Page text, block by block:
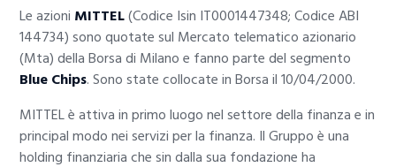
Le azioni MITTEL(Codice Isin IT0001447348; Codice ABI
144734) sono quotate sul Mercato telematico azionario
(Mta) della Borsa di Milano e fanno parte del segmento
Blue Chips. Sono state collocate in Borsa il 10/04/2000.
MITTEL è attiva in primo luogo nel settore della finanza e in
principal modo nei servizi per la finanza. Il Gruppo è una
holding finanziaria che sin dalla sua fondazione ha